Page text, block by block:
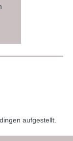
aufgestellt.